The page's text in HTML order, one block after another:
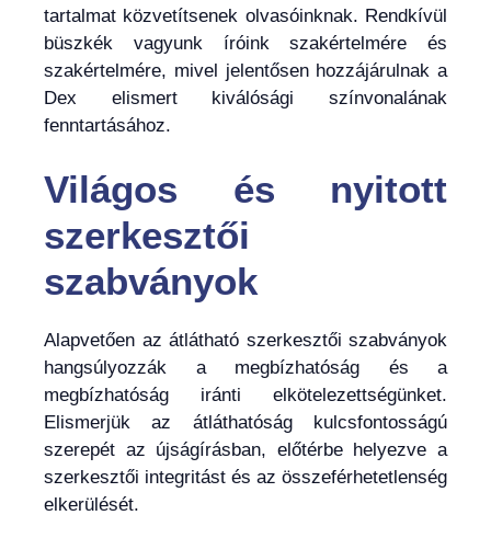
tartalmat közvetítsenek olvasóinknak. Rendkívül
büszkék vagyunk íróink szakértelmére és
szakértelmére, mivel jelentősen hozzájárulnak a
Dex elismert kiválósági színvonalának
fenntartásához.
Világos és nyitott
szerkesztői
szabványok
Alapvetően az átlátható szerkesztői szabványok
hangsúlyozzák a megbízhatóság és a
megbízhatóság iránti elkötelezettségünket.
Elismerjük az átláthatóság kulcsfontosságú
szerepét az újságírásban, előtérbe helyezve a
szerkesztői integritást és az összeférhetetlenség
elkerülését.